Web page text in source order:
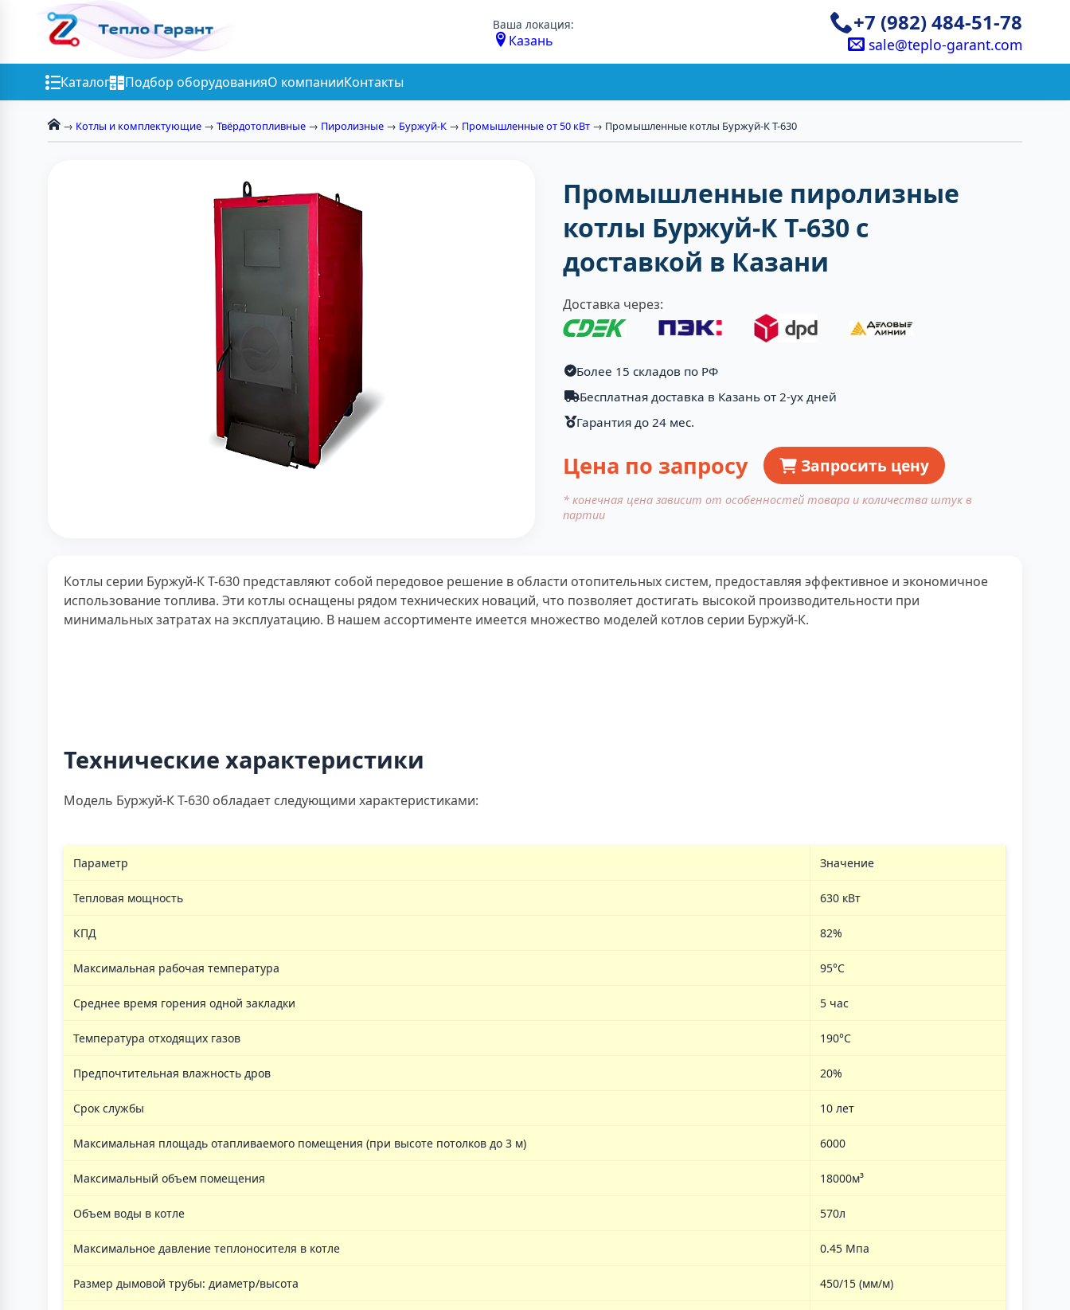
Ваша локация:
Казань
+7 (982) 484-51-78
sale@teplo-garant.com
Каталог Подбор оборудованияО компанииКонтакты
→ Котлы и комплектующие → Твёрдотопливные → Пиролизные → Буржуй-К → Промышленные от 50 кВт → Промышленные котлы Буржуй-К Т-630
Промышленные пиролизные
котлы Буржуй-К Т-630 с
доставкой в Казани
Доставка через:
Более 15 складов по РФ
Бесплатная доставка в Казань от 2-ух дней
Гарантия до 24 мес.
Цена по запросу Запросить цену
* конечная цена зависит от особенностей товара и количества штук в
партии
Котлы серии Буржуй-К Т-630 представляют собой передовое решение в области отопительных систем, предоставляя эффективное и экономичное
использование топлива. Эти котлы оснащены рядом технических новаций, что позволяет достигать высокой производительности при
минимальных затратах на эксплуатацию. В нашем ассортименте имеется множество моделей котлов серии Буржуй-К.
Технические характеристики
Модель Буржуй-К Т-630 обладает следующими характеристиками:
Параметр Значение
Тепловая мощность 630 кВт
КПД 82%
Максимальная рабочая температура 95°C
Среднее время горения одной закладки 5 час
Температура отходящих газов 190°С
Предпочтительная влажность дров 20%
Срок службы 10 лет
Максимальная площадь отапливаемого помещения (при высоте потолков до 3 м) 6000
Максимальный объем помещения 18000м³
Объем воды в котле 570л
Максимальное давление теплоносителя в котле 0.45 Мпа
Размер дымовой трубы: диаметр/высота 450/15 (мм/м)